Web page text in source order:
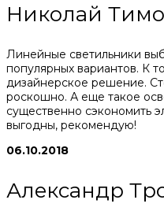
Николай
Линейные светильники
популярных вариантов. К
дизайнерское решение.
роскошно. А еще такое
существенно сэкономить
выгодны, рекомендую!
06.10.2018
Александр